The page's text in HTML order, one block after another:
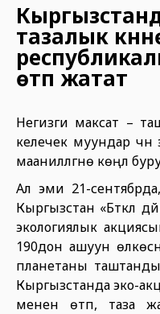
тазалык
өтүп жатат
Негизги максат –
келечек муундар
маанилүүлүгүнө көңүл
Ал эми 21-
Кыргызстан «Бүткүл
экологиялык
190дон ашуун
планетаны
Кыргызстанда эко-
менен өтүп, таза